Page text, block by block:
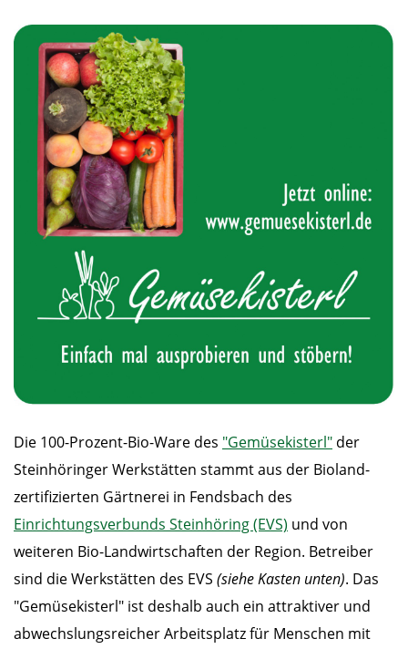
Die 100-Prozent-Bio-Ware des "Gemüsekisterl" der
Steinhöringer Werkstätten stammt aus der Bioland-
zertifizierten Gärtnerei in Fendsbach des
Einrichtungsverbunds Steinhöring (EVS) und von
weiteren Bio-Landwirtschaften der Region. Betreiber
sind die Werkstätten des EVS (siehe Kasten unten). Das
"Gemüsekisterl" ist deshalb auch ein attraktiver und
abwechslungsreicher Arbeitsplatz für Menschen mit